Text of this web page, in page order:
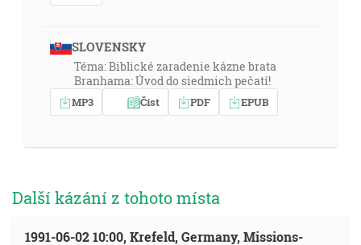
SLOVENSKY
Téma: Biblické zaradenie kázne brata
Branhama: Úvod do siedmich pečatí!
MP3 Číst PDF EPUB
Další kázání z tohoto místa
1991-06-02 10:00, Krefeld, Germany, Missions-